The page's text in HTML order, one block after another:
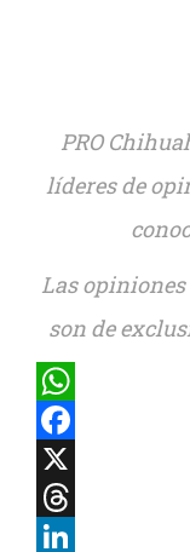
PRO
líderes de
Las opiniones
son de
WhatsApp
Facebook
X
Threads